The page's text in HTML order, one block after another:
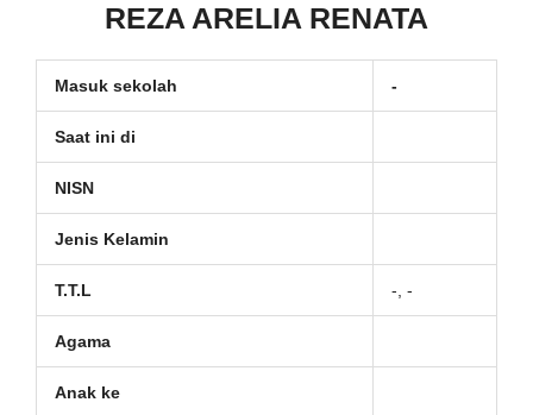
REZA ARELIA RENATA
Masuk sekolah -
Saat ini di
NISN
Jenis Kelamin
T.T.L -, -
Agama
Anak ke